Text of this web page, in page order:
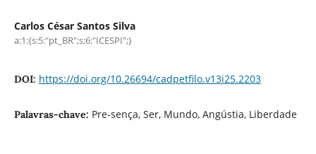
Carlos César Santos Silva
a:1:{s:5:"pt_BR";s:6:"ICESPI";}
DOI: https://doi.org/10.26694/cadpetfilo.v13i25.2203
Palavras-chave: Pre-sença, Ser, Mundo, Angústia, Liberdade